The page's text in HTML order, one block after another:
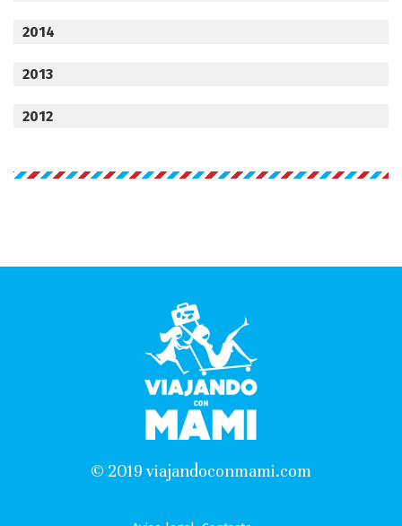
2014
2013
2012
© 2019 viajandoconmami.com